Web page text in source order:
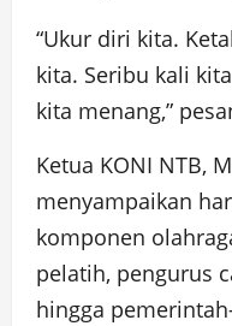
“Ukur diri kita.
kita. Seribu kali
kita menang,”
Ketua KONI NTB,
menyampaikan
komponen
pelatih, pengurus
hingga